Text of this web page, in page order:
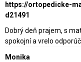
https://ortopedicke-
d21491
Dobrý deň prajem, s
spokojní a vrelo
Monika